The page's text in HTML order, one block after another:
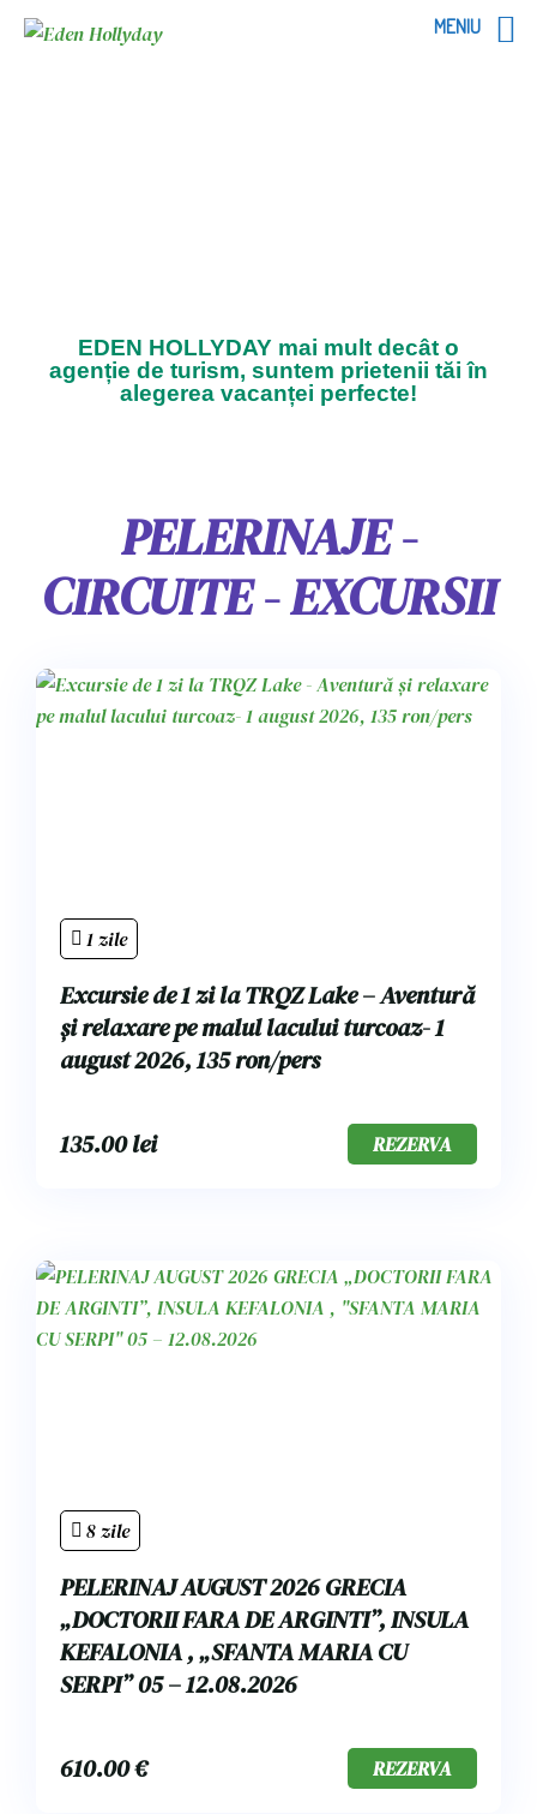
EDEN HOLLYDAY mai mult decât o
agenție de turism, suntem prietenii tăi în
alegerea vacanței perfecte!
PELERINAJE -
CIRCUITE - EXCURSII
1 zile
Excursie de 1 zi la TRQZ Lake – Aventură
și relaxare pe malul lacului turcoaz- 1
august 2026, 135 ron/pers
135.00lei REZERVA
8 zile
PELERINAJ AUGUST 2026 GRECIA
„DOCTORII FARA DE ARGINTI”, INSULA
KEFALONIA , „SFANTA MARIA CU
SERPI” 05 – 12.08.2026
610.00€ REZERVA
MENIU